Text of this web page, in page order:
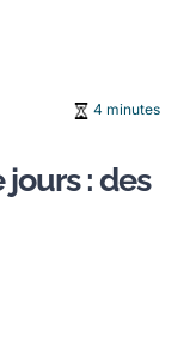
4 minutes
: des